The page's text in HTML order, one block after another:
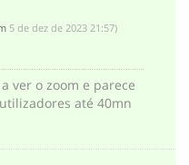
‎5 de dez de 2023 21:57)
ver o zoom e parece
até 40mn